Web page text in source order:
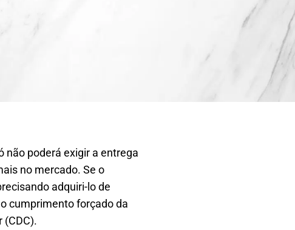
não poderá exigir a entrega
no mercado. Se o
adquiri-lo de
cumprimento forçado da
(CDC).